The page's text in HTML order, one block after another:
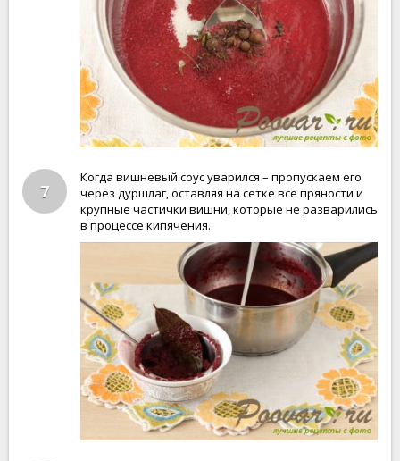
7
Когда вишневый соус уварился – пропускаем его
через дуршлаг, оставляя на сетке все пряности и
крупные частички вишни, которые не разварились
в процессе кипячения.